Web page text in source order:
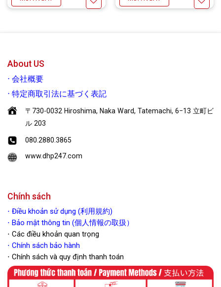
About US
⋅ 会社概要
⋅ 特定商取引法に基づく表記
〒730-0032 Hiroshima, Naka Ward, Tatemachi, 6−13 立町ビ
ル 203
080.2880.3865
www.dhp247.com
Chính sách
⋅ Điều khoản sử dụng (利用規約)
⋅ Bảo mật thông tin (個人情報の取扱）
⋅ Các điều khoản quan trọng
⋅ Chính sách bảo hành
⋅ Chính sách và quy định thanh toán